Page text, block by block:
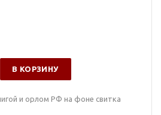
В КОРЗИНУ
и орлом РФ на фоне свитка